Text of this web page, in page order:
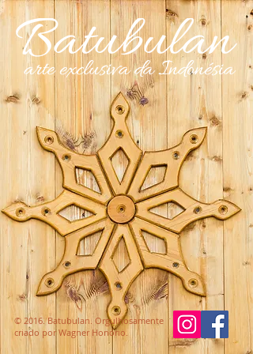
© 2016. Batubulan. Orgulhosamente
criado porWagner Honório.